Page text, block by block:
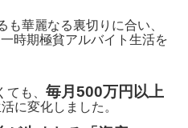
華麗なる裏切りに合い、
時期極貧アルバイト生活を
も、 毎月500万円以上
に変化しました。